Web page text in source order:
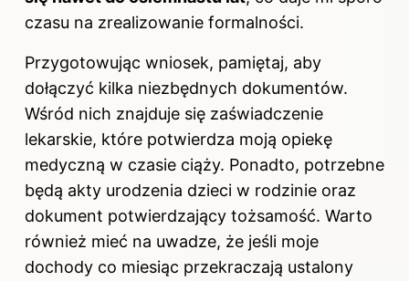
czasu na zrealizowanie formalności.
Przygotowując wniosek, pamiętaj, aby
dołączyć kilka niezbędnych dokumentów.
Wśród nich znajduje się zaświadczenie
lekarskie, które potwierdza moją opiekę
medyczną w czasie ciąży. Ponadto, potrzebne
będą akty urodzenia dzieci w rodzinie oraz
dokument potwierdzający tożsamość. Warto
również mieć na uwadze, że jeśli moje
dochody co miesiąc przekraczają ustalony